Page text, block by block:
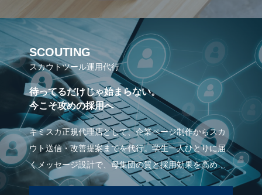
SCOUTING
スカウトツール運用代行
待ってるだけじゃ始まらない。
今こそ攻めの採用へ
キミスカ正規代理店として、企業ページ制作からスカ
ウト送信・改善提案までを代行。学生一人ひとりに届
くメッセージ設計で、母集団の質と採用効果を高めま